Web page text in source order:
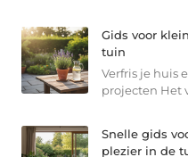
Gids voor
tuin
Verfris je huis
projecten Het
Snelle gids
plezier in de